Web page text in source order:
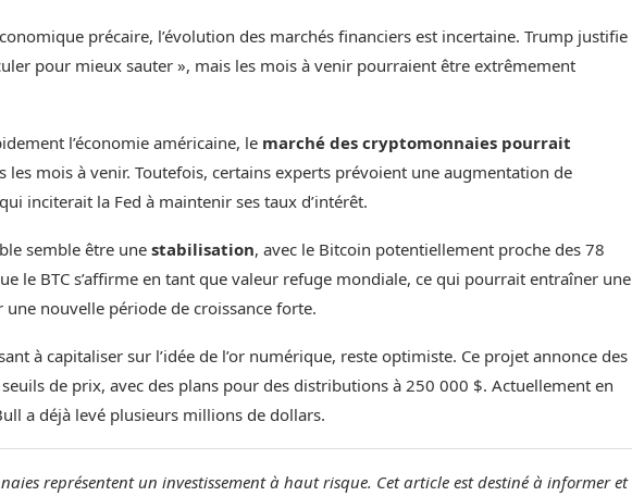
précaire, l’évolution des marchés financiers est incertaine. Trump justifie
pour mieux sauter », mais les mois à venir pourraient être extrêmement
l’économie américaine, le marché des cryptomonnaies pourrait
les mois à venir. Toutefois, certains experts prévoient une augmentation de
inciterait la Fed à maintenir ses taux d’intérêt.
semble être unestabilisation, avec le Bitcoin potentiellement proche des 78
le BTC s’affirme en tant que valeur refuge mondiale, ce qui pourrait entraîner une
une nouvelle période de croissance forte.
à capitaliser sur l’idée de l’or numérique, reste optimiste. Ce projet annonce des
de prix, avec des plans pour des distributions à 250 000 $. Actuellement en
a déjà levé plusieurs millions de dollars.
représentent un investissement à haut risque. Cet article est destiné à informer et